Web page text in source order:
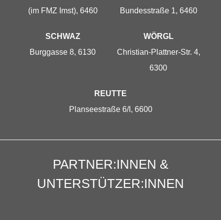
(im FMZ Imst), 6460
Bundesstraße 1, 6460
SCHWAZ
Burggasse 8, 6130
WÖRGL
Christian-Plattner-Str. 4,
6300
REUTTE
Planseestraße 6/I, 6600
PARTNER:INNEN &
UNTERSTÜTZER:INNEN